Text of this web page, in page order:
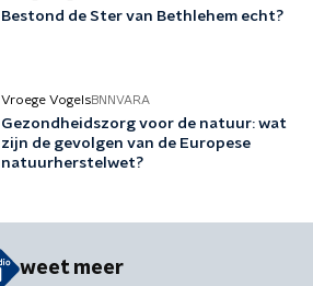
Bestond de Ster van Bethlehem echt?
Vroege VogelsBNNVARA
Gezondheidszorg voor de natuur: wat
zijn de gevolgen van de Europese
natuurherstelwet?
weet meer